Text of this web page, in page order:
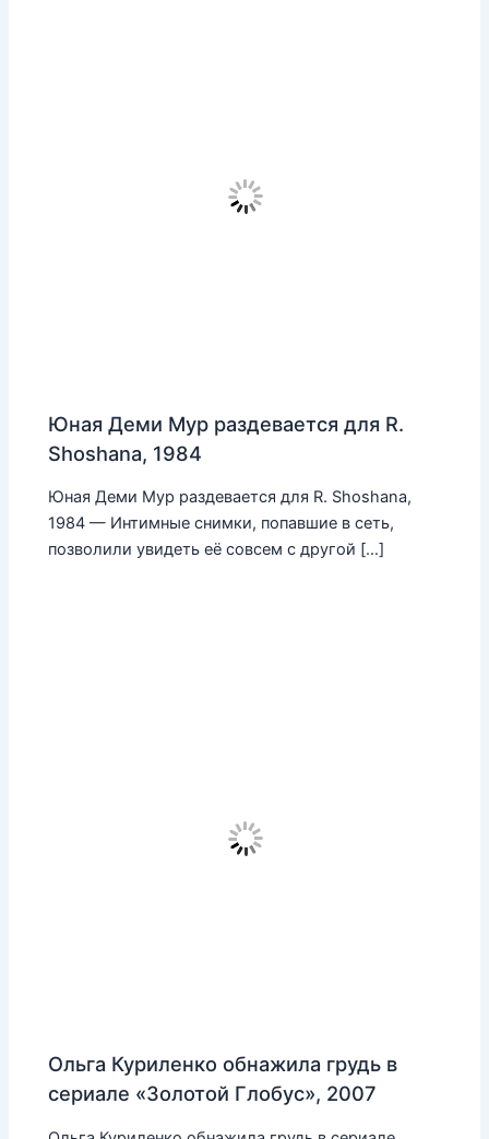
Юная Деми Мур раздевается для R.
Shoshana, 1984
Юная Деми Мур раздевается для R. Shoshana,
1984 — Интимные снимки, попавшие в сеть,
позволили увидеть её совсем с другой […]
Ольга Куриленко обнажила грудь в
сериале «Золотой Глобус», 2007